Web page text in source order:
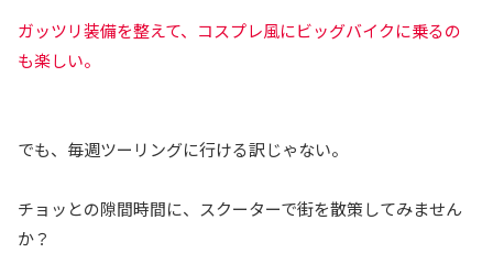
ガッツリ装備を整えて、コスプレ風にビッグバイクに乗るの
も楽しい。
でも、毎週ツーリングに行ける訳じゃない。
チョッとの隙間時間に、スクーターで街を散策してみません
か？